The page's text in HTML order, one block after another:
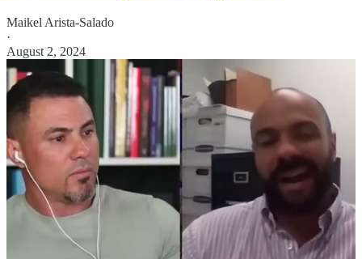
Maikel Arista-Salado
·
August 2, 2024